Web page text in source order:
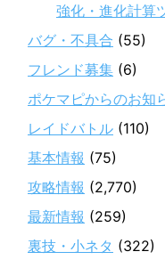
強化・進化計算
バグ・不具合 (55)
フレンド募集 (6)
ポケマピからのお知
レイドバトル (110)
基本情報 (75)
攻略情報 (2,770)
最新情報 (259)
裏技・小ネタ (322)